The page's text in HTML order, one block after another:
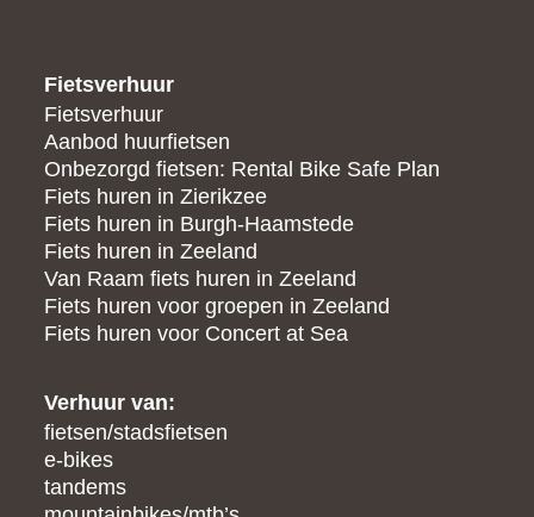
Fietsverhuur
Fietsverhuur
Aanbod huurfietsen
Onbezorgd fietsen: Rental Bike Safe Plan
Fiets huren in Zierikzee
Fiets huren in Burgh-Haamstede
Fiets huren in Zeeland
Van Raam fiets huren in Zeeland
Fiets huren voor groepen in Zeeland
Fiets huren voor Concert at Sea
Verhuur van:
fietsen/stadsfietsen
e-bikes
tandems